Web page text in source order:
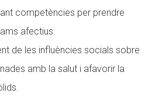
competències per prendre
afectius.
de les influències socials sobre
amb la salut i afavorir la